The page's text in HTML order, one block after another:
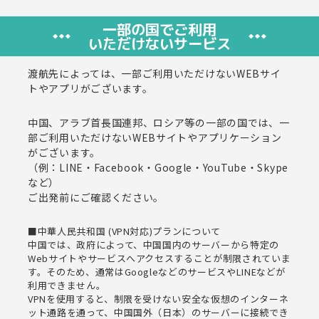
一部の国でご利用
いただけないサービス
渡航先によっては、一部ご利用いただけないWEBサイ
トやアプリがございます。
中国、アラブ首長国連邦、ロシア等の一部の国では、一
部ご利用いただけないWEBサイトやアプリケーション
がございます。
（例：LINE・Facebook・Google・YouTube・Skype
など）
ご出発前にご確認ください。
■中華人民共和国 (VPN対応)プランについて
中国では、政府によって、中国国内のサーバーから特定の
Webサイトやサービスへアクセスすることが制限されていま
す。そのため、通常はGoogleなどのサービスやLINEなどが
利用できません。
VPNを使用すると、制限を受けない安全な仮想のインターネ
ット通路を通って、中国国外（日本）のサーバーに接続でき